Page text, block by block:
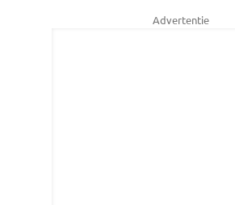
Advertentie